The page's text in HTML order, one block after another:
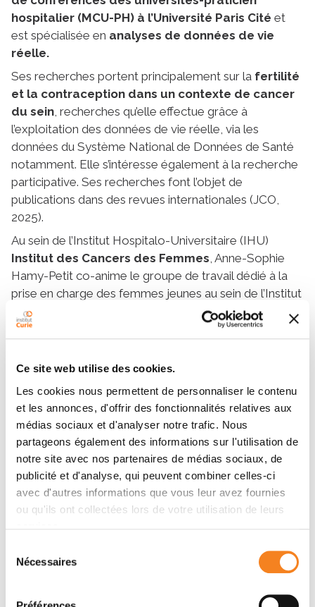
Ce site web utilise des cookies.
Les cookies nous permettent de personnaliser le contenu
et les annonces, d'offrir des fonctionnalités relatives aux
médias sociaux et d'analyser notre trafic. Nous
partageons également des informations sur l'utilisation de
notre site avec nos partenaires de médias sociaux, de
publicité et d'analyse, qui peuvent combiner celles-ci
avec d'autres informations que vous leur avez fournies
ou qu'ils ont collectées lors de votre utilisation de leurs
Nécessaires
hospitalier (MCU-PH) à l’Université Paris Cité et
est spécialisée en analyses de données de vie
réelle.
Ses recherches portent principalement sur la fertilité
et la contraception dans un contexte de cancer
du sein , recherches qu’elle effectue grâce à
l’exploitation des données de vie réelle, via les
données du Système National de Données de Santé
notamment. Elle s’intéresse également à la recherche
participative. Ses recherches font l’objet de
publications dans des revues internationales (JCO,
2025).
Au sein de l’Institut Hospitalo-Universitaire (IHU)
Institut des Cancers des Femmes , Anne-Sophie
Hamy-Petit co-anime le groupe de travail dédié à la
prise en charge des femmes jeunes au sein de l’Institut
des cancers des femmes.
Dernière actualité
Innovation
Innover pour mieux soigner : l’Institut